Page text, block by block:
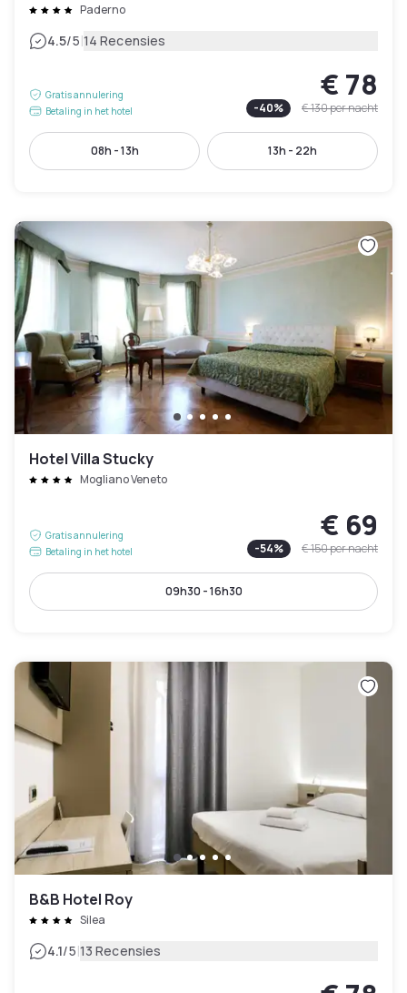
Paderno
4.5/5|14 Recensies
Gratis annulering
Betaling in het hotel
€ 78
-40% € 130per nacht
08h - 13h 13h - 22h
Hotel Villa Stucky
Mogliano Veneto
Gratis annulering
Betaling in het hotel
€ 69
-54% € 150per nacht
09h30 - 16h30
B&B Hotel Roy
Silea
4.1/5|13 Recensies